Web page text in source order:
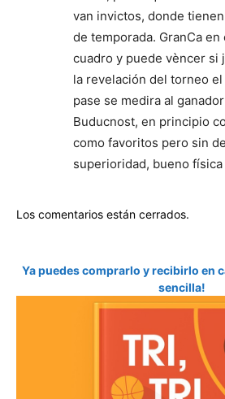
van invictos, donde
de temporada. GranCa
cuadro y puede vèncer si
la revelación del torneo
pase se medira al
Buducnost, en principio
como favoritos pero sin
superioridad, bueno física
Los comentarios están cerrados.
Ya puedes comprarlo y recibirlo en
sencilla!